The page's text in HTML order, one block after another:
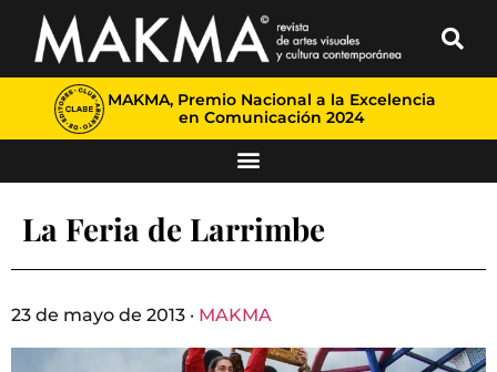
MAKMA, Premio Nacional a la Excelencia
en Comunicación 2024
La Feria de Larrimbe
23 de mayo de 2013 · MAKMA